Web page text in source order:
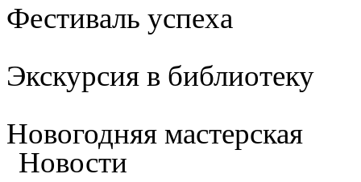
Фестиваль успеха
Экскурсия в библиотеку
Новогодняя мастерская
Новости